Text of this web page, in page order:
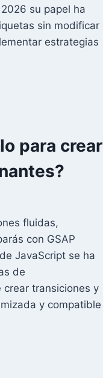
su papel ha
sin modificar
estrategias
para crear
fluidas,
con GSAP
JavaScript se ha
de
transiciones y
y compatible